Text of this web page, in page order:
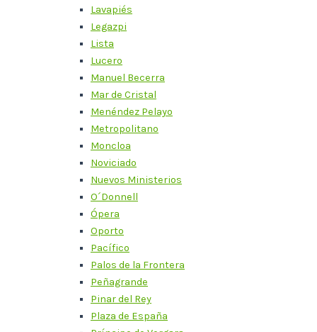
Lavapiés
Legazpi
Lista
Lucero
Manuel Becerra
Mar de Cristal
Menéndez Pelayo
Metropolitano
Moncloa
Noviciado
Nuevos Ministerios
O´Donnell
Ópera
Oporto
Pacífico
Palos de la Frontera
Peñagrande
Pinar del Rey
Plaza de España